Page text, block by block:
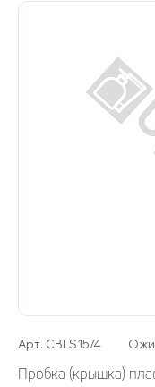
Арт. CBLS15/4
Пробка (крышка)